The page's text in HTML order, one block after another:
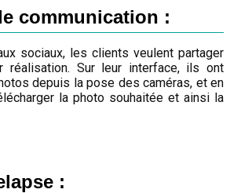
communication :
sociaux, les clients veulent partager
réalisation. Sur leur interface, ils ont
depuis la pose des caméras, et en
la photo souhaitée et ainsi la
: